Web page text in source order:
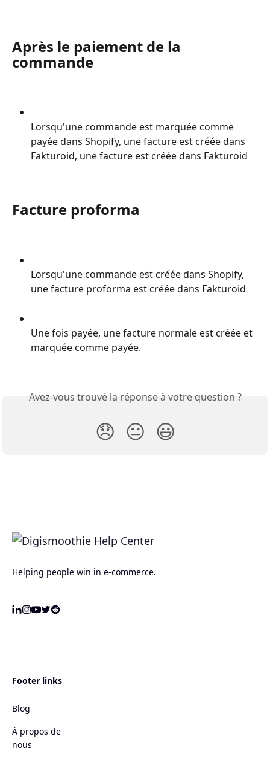
Après le paiement de la
commande
Lorsqu'une commande est marquée comme
payée dans Shopify, une facture est créée dans
Fakturoid, une facture est créée dans Fakturoid
Facture proforma
Lorsqu'une commande est créée dans Shopify,
une facture proforma est créée dans Fakturoid
Une fois payée, une facture normale est créée et
marquée comme payée.
Avez-vous trouvé la réponse à votre question ?
😞 😐 😃
Helping people win in e-commerce.
Footer links
Blog
À propos de
nous